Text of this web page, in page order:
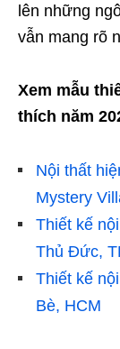
lên những
vẫn mang rõ
Xem mẫu
thích năm
Nội thất
Mystery
Thiết kế
Thủ Đức,
Thiết kế
Bè, HCM